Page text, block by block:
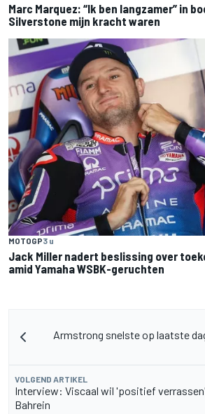
Marc Marquez: “Ik ben langzamer” in
Silverstone mijn kracht waren
MOTOGP3 u
Jack Miller nadert beslissing over
amid Yamaha WSBK-geruchten
Armstrong snelste op laatste
VOLGEND ARTIKEL
Interview: Viscaal wil 'positief
Bahrein